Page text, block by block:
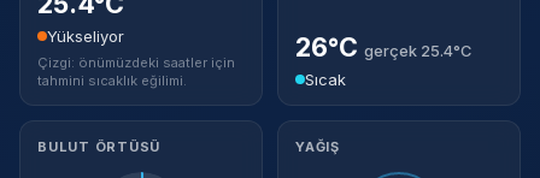
Yükseliyor
Çizgi: önümüzdeki saatler için
tahmini sıcaklık eğilimi.
26°C gerçek 25.4°C
Sıcak
BULUT ÖRTÜSÜ YAĞIŞ